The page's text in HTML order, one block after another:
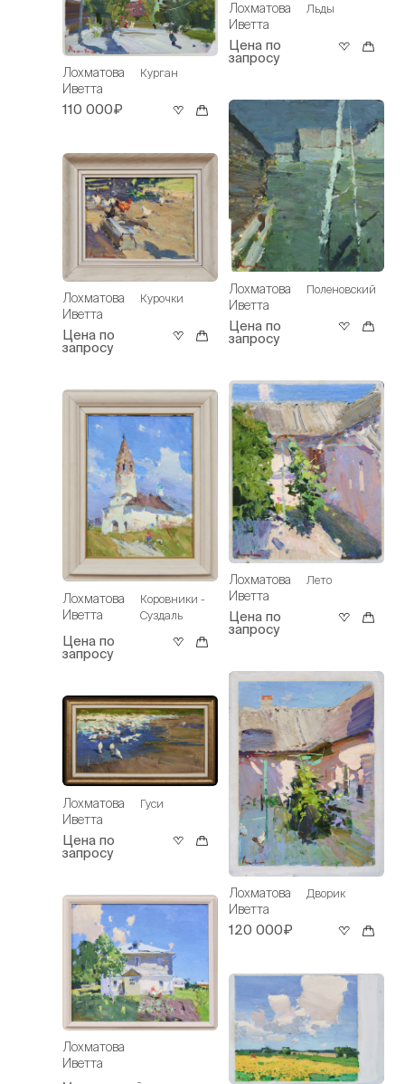
Лохматова
Иветта
Курган
110 000₽
Лохматова
Иветта
Курочки
Цена по
запросу
Лохматова
Иветта
Коровники -
Суздаль
Цена по
запросу
Лохматова
Иветта
Гуси
Цена по
запросу
Лохматова
Иветта
Лохматова
Иветта
Льды
Цена по
запросу
Лохматова
Иветта
Поленовский
Цена по
запросу
Лохматова
Иветта
Лето
Цена по
запросу
Лохматова
Иветта
Дворик
120 000₽